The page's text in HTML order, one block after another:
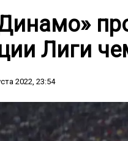
Лиги
2022, 23:54